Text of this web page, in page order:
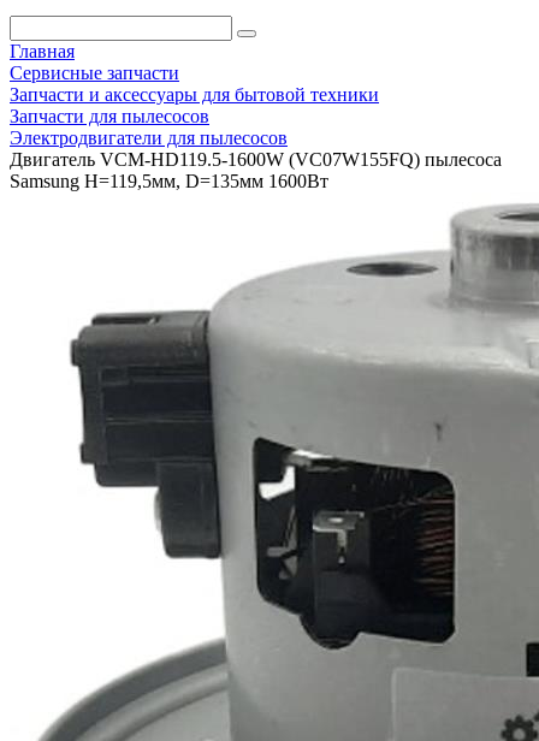
Главная
Сервисные запчасти
Запчасти и аксессуары для бытовой техники
Запчасти для пылесосов
Электродвигатели для пылесосов
Двигатель VCM-HD119.5-1600W (VC07W155FQ) пылесоса
Samsung H=119,5мм, D=135мм 1600Вт